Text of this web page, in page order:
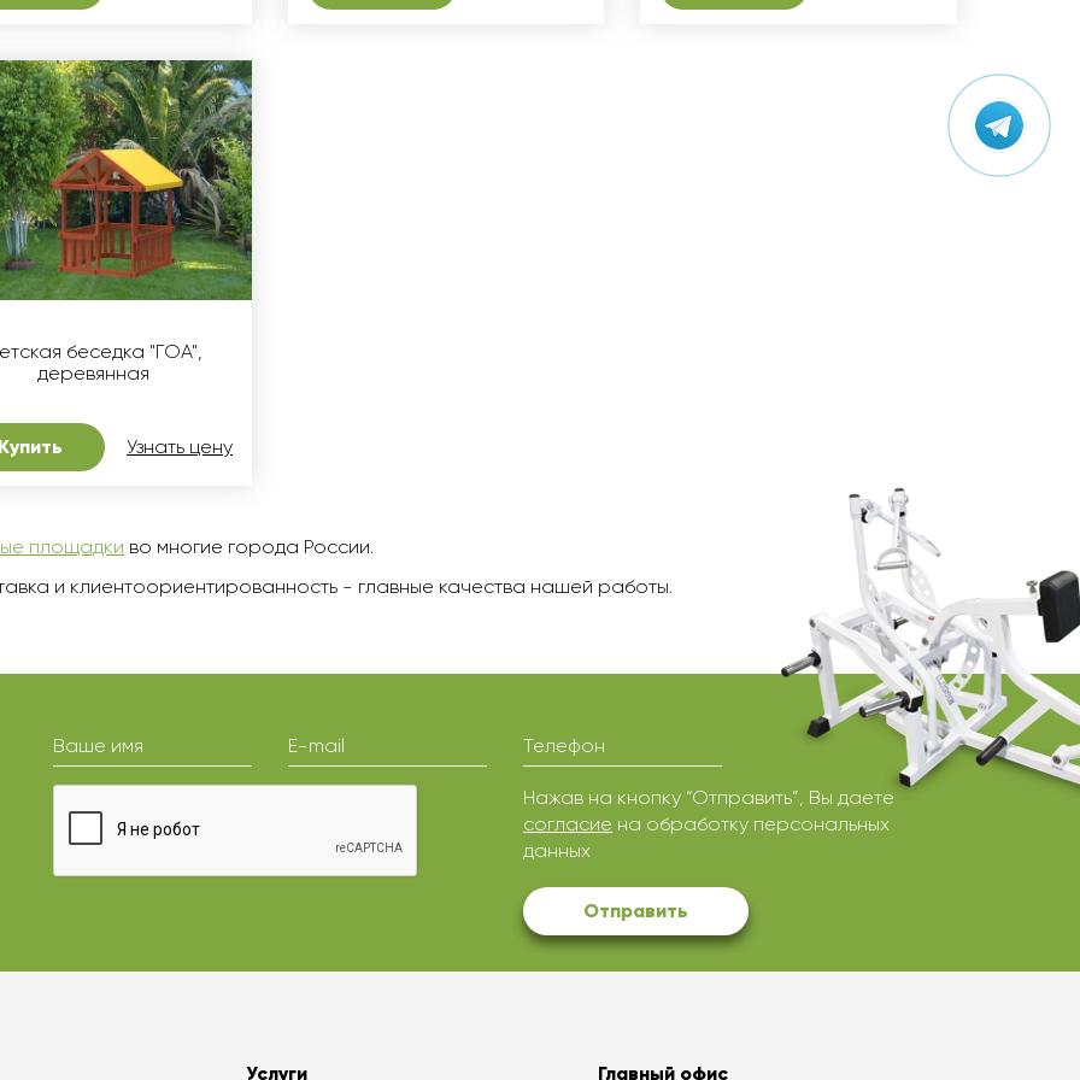
беседка "ГОА",
деревянная
Узнать цену
площадки во многие города России.
и клиентоориентированность - главные качества нашей работы.
Ваше имя E-mail Телефон
Нажав на кнопку “Отправить”, Вы даете
согласие на обработку персональных
данных
Отправить
Услуги Главный офис